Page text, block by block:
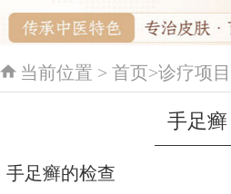
当前位置 > 首页>诊疗项目
手足癣
手足癣的检查